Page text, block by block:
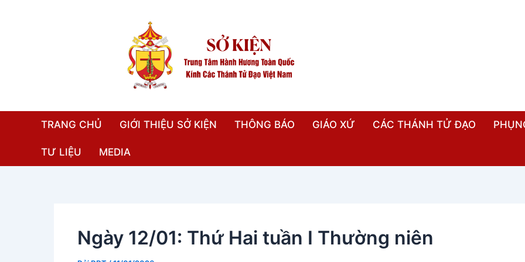
TRANG CHỦ GIỚI THIỆU SỞ KIỆN THÔNG BÁO GIÁO XỨ CÁC THÁNH TỬ ĐẠO
TƯ LIỆU MEDIA
Ngày 12/01: Thứ Hai tuần I Thường niên